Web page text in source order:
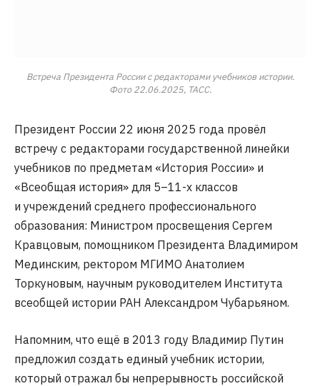
Встреча Президента России с редакторами учебников истории.
Фото 22.06.2025, ТАСС.
Президент России 22 июня 2025 года провёл
встречу с редакторами государственной линейки
учебников по предметам «История России» и
«Всеобщая история» для 5–11-х классов
и учреждений среднего профессионального
образования: Министром просвещения Сергем
Кравцовым, помощником Президента Владимиром
Мединским, ректором МГИМО Анатолием
Торкуновым, научным руководителем Института
всеобщей истории РАН Александром Чубарьяном.
Напомним, что ещё в 2013 году Владимир Путин
предложил создать единый учебник истории,
который отражал бы непрерывность российской